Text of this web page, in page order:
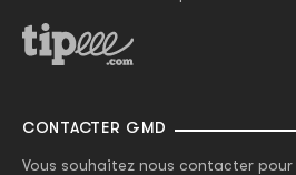
CONTACTER GMD
Vous souhaitez nous contacter pour